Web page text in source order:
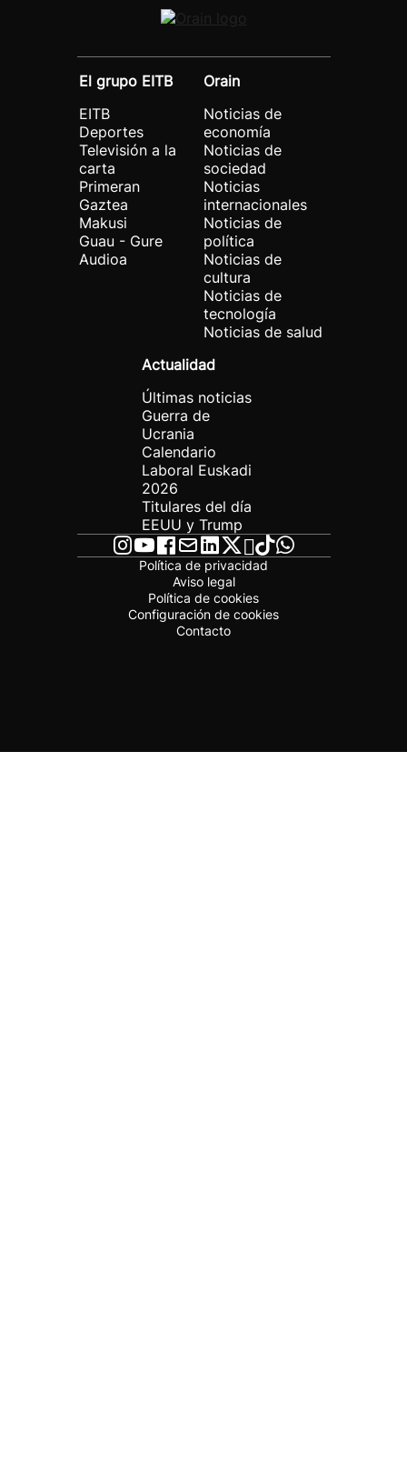
El grupo EITB
EITB
Deportes
Televisión a la
carta
Primeran
Gaztea
Makusi
Guau - Gure
Audioa
Orain
Noticias de
economía
Noticias de
sociedad
Noticias
internacionales
Noticias de
política
Noticias de
cultura
Noticias de
tecnología
Noticias de salud
Actualidad
Últimas noticias
Guerra de
Ucrania
Calendario
Laboral Euskadi
2026
Titulares del día
EEUU y Trump
Política de privacidad
Aviso legal
Política de cookies
Configuración de cookies
Contacto